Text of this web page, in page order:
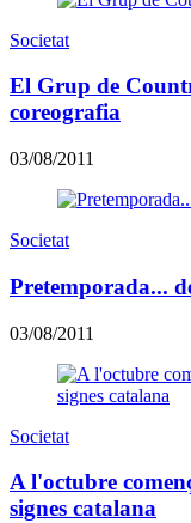
Societat
El Grup de
coreografia
03/08/2011
Societat
Pretemporada...
03/08/2011
Societat
A l'octubre
signes catalana